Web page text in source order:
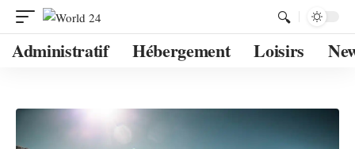
Administratif Hébergement Loisirs